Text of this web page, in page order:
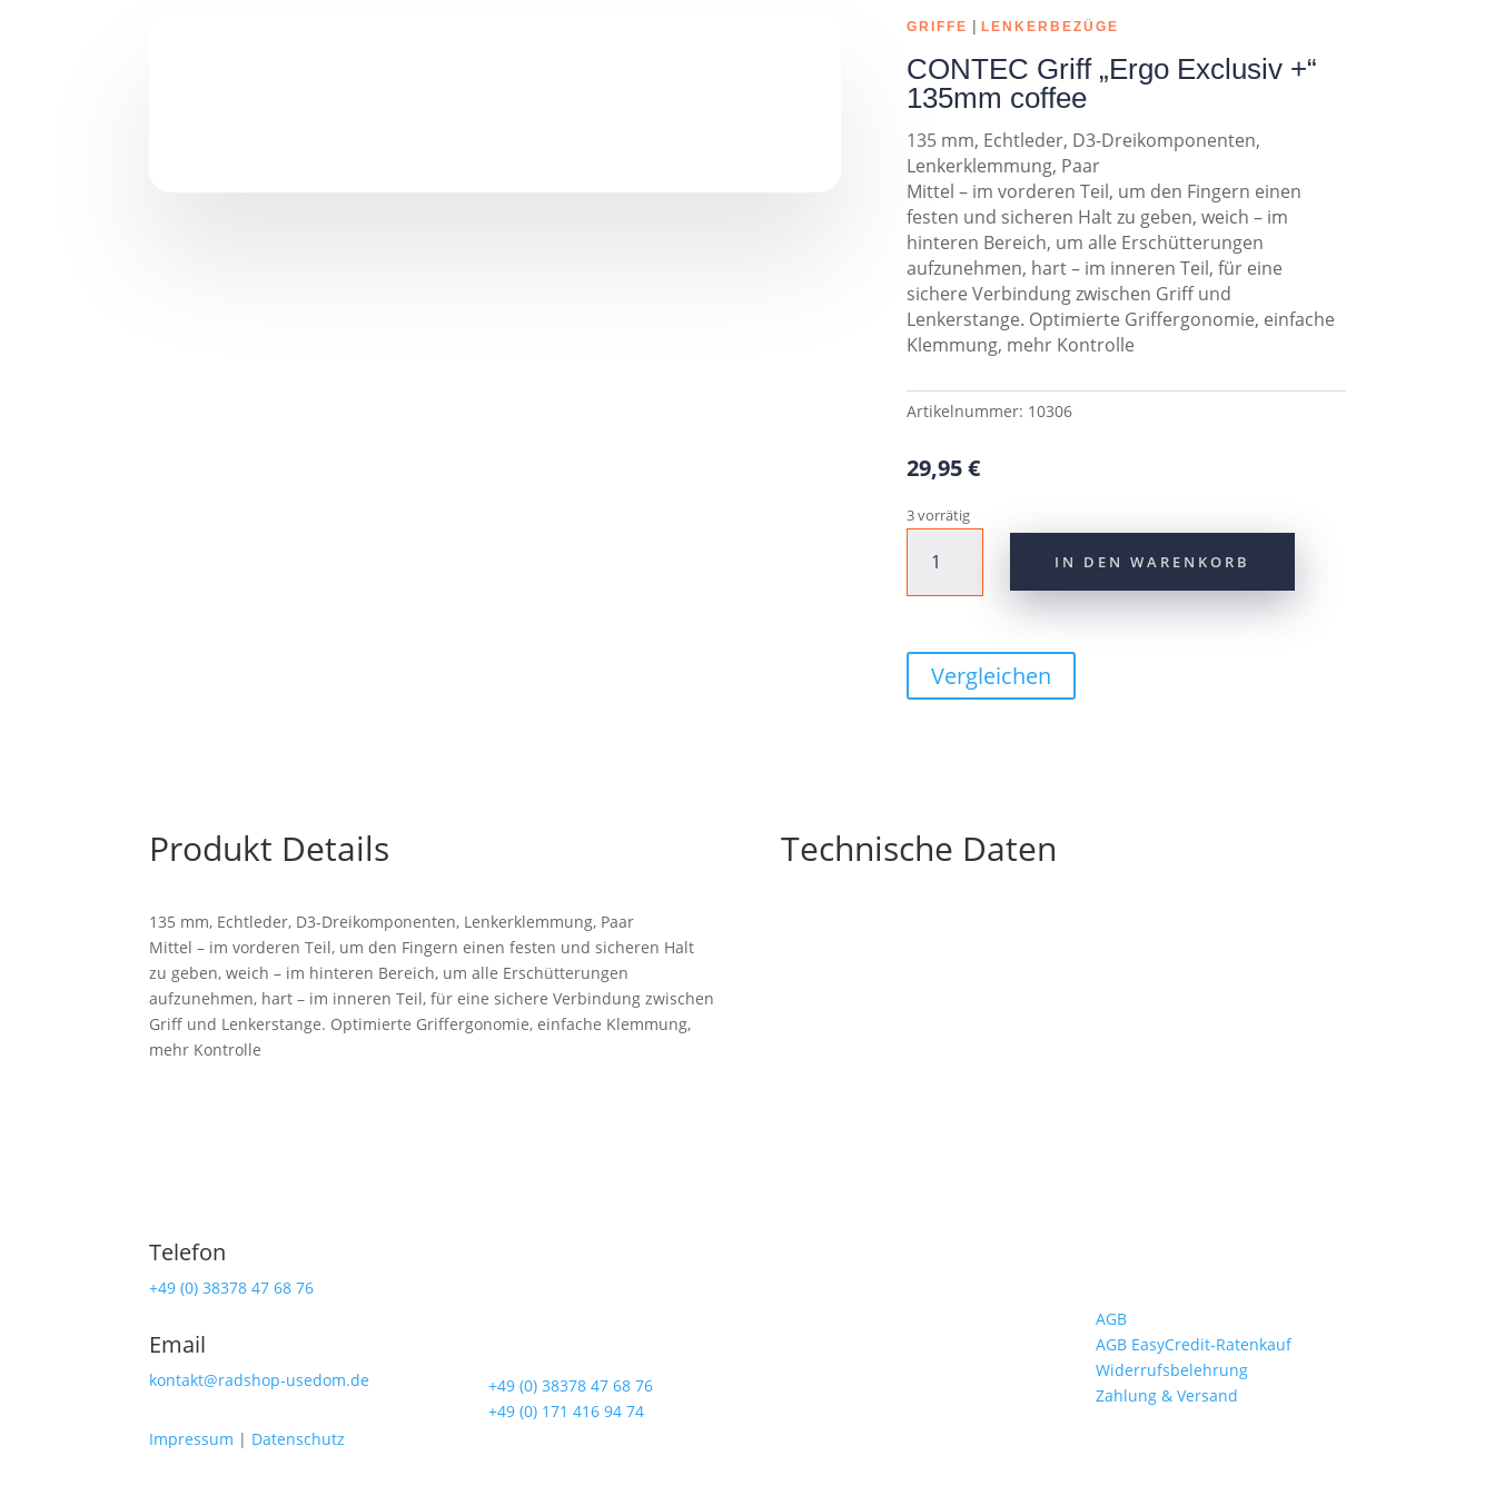
GRIFFE | LENKERBEZÜGE
CONTEC Griff „Ergo Exclusiv +“
135mm coffee
135 mm, Echtleder, D3-Dreikomponenten,
Lenkerklemmung, Paar
Mittel – im vorderen Teil, um den Fingern einen
festen und sicheren Halt zu geben, weich – im
hinteren Bereich, um alle Erschütterungen
aufzunehmen, hart – im inneren Teil, für eine
sichere Verbindung zwischen Griff und
Lenkerstange. Optimierte Griffergonomie, einfache
Klemmung, mehr Kontrolle
Artikelnummer: 10306
29,95€
3 vorrätig
"Ergo
135mm
coffee
IN DEN WARENKORB
Vergleichen
Produkt Details
135 mm, Echtleder, D3-Dreikomponenten, Lenkerklemmung, Paar
Mittel – im vorderen Teil, um den Fingern einen festen und sicheren Halt
zu geben, weich – im hinteren Bereich, um alle Erschütterungen
aufzunehmen, hart – im inneren Teil, für eine sichere Verbindung zwischen
Griff und Lenkerstange. Optimierte Griffergonomie, einfache Klemmung,
mehr Kontrolle
Technische Daten
Telefon
+49 (0) 38378 47 68 76
Email
kontakt@radshop-usedom.de
Impressum | Datenschutz
+49 (0) 38378 47 68 76
+49 (0) 171 416 94 74
AGB
AGB EasyCredit-Ratenkauf
Widerrufsbelehrung
Zahlung & Versand